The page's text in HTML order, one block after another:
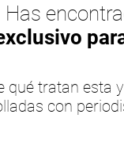
Has
qué tratan esta
con